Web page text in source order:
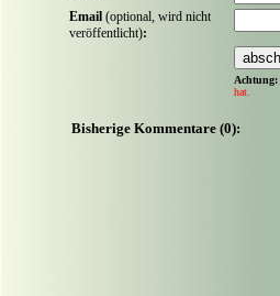
Email (optional, wird nicht
veröffentlicht):
Achtung:
hat.
Bisherige Kommentare (0):